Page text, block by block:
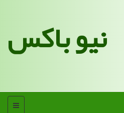
نیو باکس
منو